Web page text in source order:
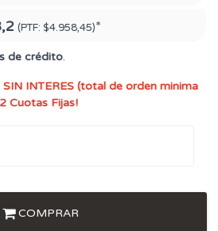
(PTF: $4.958,45)*
de crédito.
INTERES (total de orden minima
Cuotas Fijas!
COMPRAR